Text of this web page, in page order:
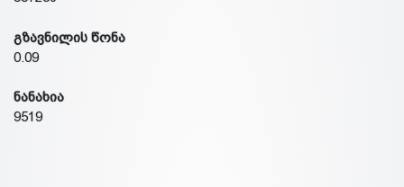
გზავნილის წონა
0.09
ნანახია
9519